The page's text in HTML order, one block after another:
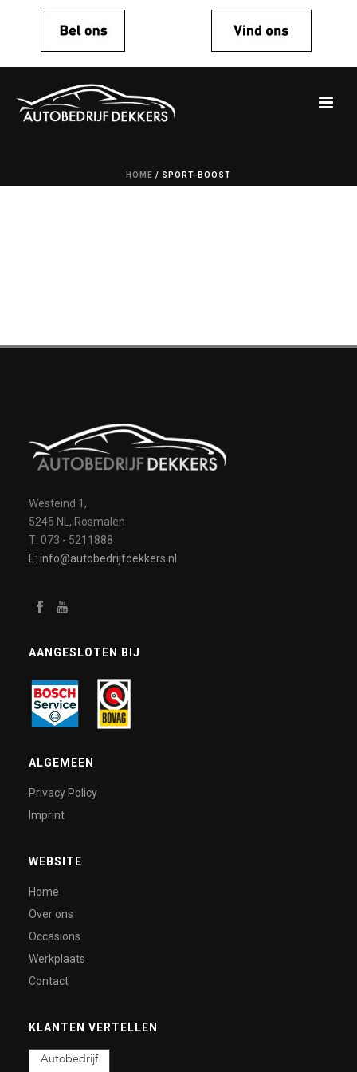
HOME / SPORT-BOOST
Westeind 1,
5245 NL, Rosmalen
T: 073 - 5211888
E: info@autobedrijfdekkers.nl
AANGESLOTEN BIJ
ALGEMEEN
Privacy Policy
Imprint
WEBSITE
Home
Over ons
Occasions
Werkplaats
Contact
KLANTEN VERTELLEN
Autobedrijf